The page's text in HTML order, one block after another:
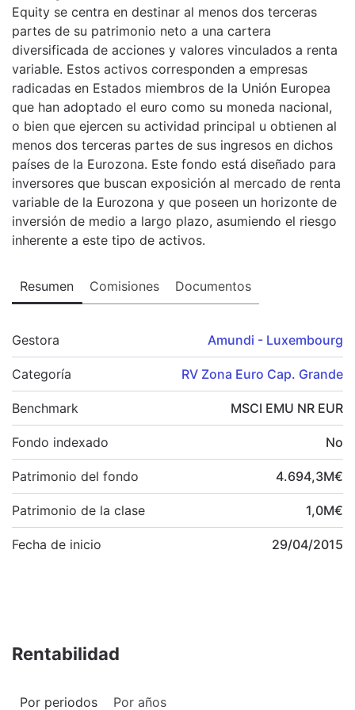
Equity se centra en destinar al menos dos terceras
partes de su patrimonio neto a una cartera
diversificada de acciones y valores vinculados a renta
variable. Estos activos corresponden a empresas
radicadas en Estados miembros de la Unión Europea
que han adoptado el euro como su moneda nacional,
o bien que ejercen su actividad principal u obtienen al
menos dos terceras partes de sus ingresos en dichos
países de la Eurozona. Este fondo está diseñado para
inversores que buscan exposición al mercado de renta
variable de la Eurozona y que poseen un horizonte de
inversión de medio a largo plazo, asumiendo el riesgo
inherente a este tipo de activos.
Resumen Comisiones Documentos
Gestora Amundi - Luxembourg
Categoría RV Zona Euro Cap. Grande
Benchmark MSCI EMU NR EUR
Fondo indexado No
Patrimonio del fondo 4.694,3M€
Patrimonio de la clase 1,0M€
Fecha de inicio 29/04/2015
Rentabilidad
Por periodos Por años